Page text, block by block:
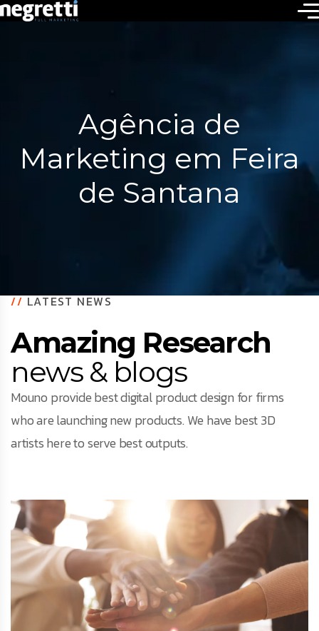
Agência de
Marketing em Feira
de Santana
//LATEST NEWS
Amazing Research
news & blogs
Mouno provide best digital product design for firms
who are launching new products. We have best 3D
artists here to serve best outputs.